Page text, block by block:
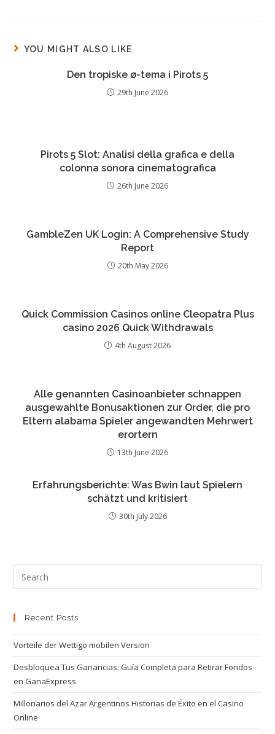
YOU MIGHT ALSO LIKE
Den tropiske ø-tema i Pirots 5
29th June 2026
Pirots 5 Slot: Analisi della grafica e della
colonna sonora cinematografica
26th June 2026
GambleZen UK Login: A Comprehensive Study
Report
20th May 2026
Quick Commission Casinos online Cleopatra Plus
casino 2026 Quick Withdrawals
4th August 2026
Alle genannten Casinoanbieter schnappen
ausgewahlte Bonusaktionen zur Order, die pro
Eltern alabama Spieler angewandten Mehrwert
erortern
13th June 2026
Erfahrungsberichte: Was Bwin laut Spielern
schätzt und kritisiert
30th July 2026
Recent Posts
Vorteile der Wettigo mobilen Version
Desbloquea Tus Ganancias: Guía Completa para Retirar Fondos
en GanaExpress
Millonarios del Azar Argentinos Historias de Éxito en el Casino
Online